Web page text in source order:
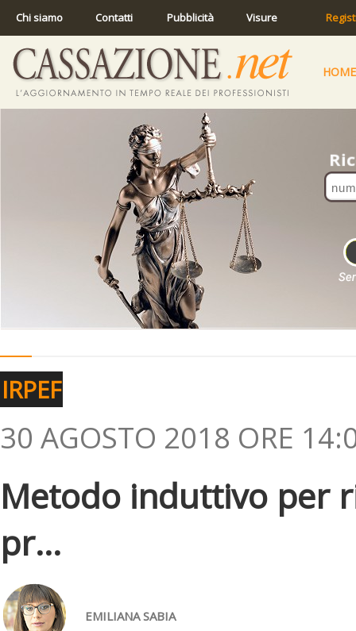
Chi siamo Contatti Pubblicità Visure
HOME
IRPEF
30 AGOSTO 2018 ORE
Metodo induttivo per
pr...
EMILIANA SABIA